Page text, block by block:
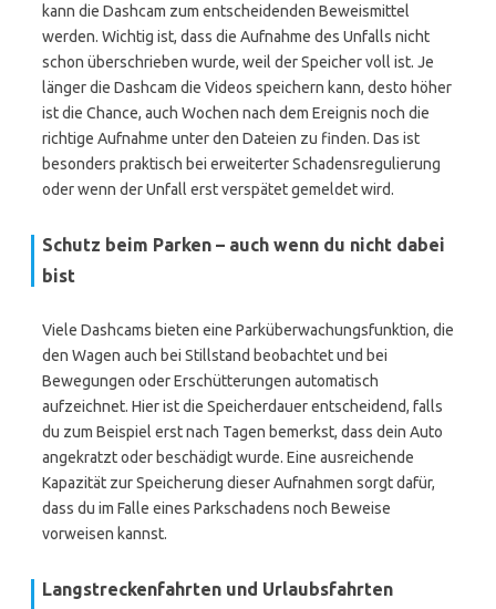
kann die Dashcam zum entscheidenden Beweismittel
werden. Wichtig ist, dass die Aufnahme des Unfalls nicht
schon überschrieben wurde, weil der Speicher voll ist. Je
länger die Dashcam die Videos speichern kann, desto höher
ist die Chance, auch Wochen nach dem Ereignis noch die
richtige Aufnahme unter den Dateien zu finden. Das ist
besonders praktisch bei erweiterter Schadensregulierung
oder wenn der Unfall erst verspätet gemeldet wird.
Schutz beim Parken – auch wenn du nicht dabei
bist
Viele Dashcams bieten eine Parküberwachungsfunktion, die
den Wagen auch bei Stillstand beobachtet und bei
Bewegungen oder Erschütterungen automatisch
aufzeichnet. Hier ist die Speicherdauer entscheidend, falls
du zum Beispiel erst nach Tagen bemerkst, dass dein Auto
angekratzt oder beschädigt wurde. Eine ausreichende
Kapazität zur Speicherung dieser Aufnahmen sorgt dafür,
dass du im Falle eines Parkschadens noch Beweise
vorweisen kannst.
Langstreckenfahrten und Urlaubsfahrten